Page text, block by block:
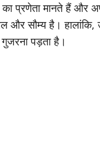
प्रणेता मानते हैं और
और सौम्य है।
पड़ता है।